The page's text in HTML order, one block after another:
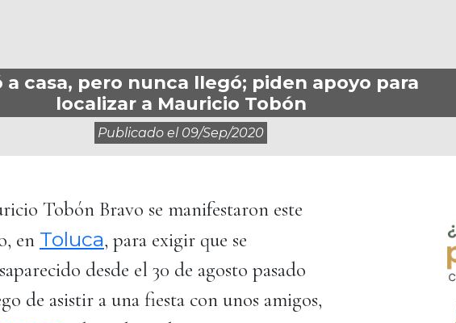
a casa, pero nunca llegó; piden apoyo para
localizar a Mauricio Tobón
Publicado el 09/sep/2020
Tobón Bravo se manifestaron este
en Toluca, para exigir que se
desde el 30 de agosto pasado
de asistir a una fiesta con unos amigos,